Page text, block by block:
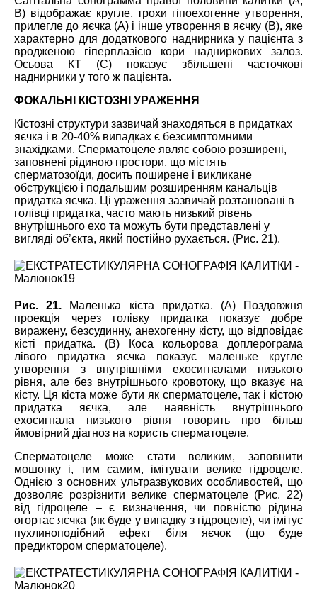
B) відображає кругле, трохи гіпоехогенне утворення,
прилегле до яєчка (А) і інше утворення в яєчку (B), яке
характерно для додаткового наднирника у пацієнта з
вродженою гіперплазією кори надниркових залоз.
Осьова КТ (C) показує збільшені часточкові
наднирники у того ж пацієнта.
ФОКАЛЬНІ КІСТОЗНІ УРАЖЕННЯ
Кістозні структури зазвичай знаходяться в придатках
яєчка і в 20-40% випадках є безсимптомними
знахідками. Сперматоцеле являє собою розширені,
заповнені рідиною простори, що містять
сперматозоїди, досить поширене і викликане
обструкцією і подальшим розширенням канальців
придатка яєчка. Ці ураження зазвичай розташовані в
голівці придатка, часто мають низький рівень
внутрішнього ехо та можуть бути представлені у
вигляді об’єкта, який постійно рухається. (Рис. 21).
Рис. 21. Маленька кіста придатка. (А) Поздовжня
проекція через голівку придатка показує добре
виражену, безсудинну, анехогенну кісту, що відповідає
кісті придатка. (B) Коса кольорова доплерограма
лівого придатка яєчка показує маленьке кругле
утворення з внутрішніми ехосигналами низького
рівня, але без внутрішнього кровотоку, що вказує на
кісту. Ця кіста може бути як сперматоцеле, так і кістою
придатка яєчка, але наявність внутрішнього
ехосигнала низького рівня говорить про більш
ймовірний діагноз на користь сперматоцеле.
Сперматоцеле може стати великим, заповнити
мошонку і, тим самим, імітувати велике гідроцеле.
Однією з основних ультразвукових особливостей, що
дозволяє розрізнити велике сперматоцеле (Рис. 22)
від гідроцеле – є визначення, чи повністю рідина
огортає яєчка (як буде у випадку з гідроцеле), чи імітує
пухлиноподібний ефект біля яєчок (що буде
предиктором сперматоцеле).